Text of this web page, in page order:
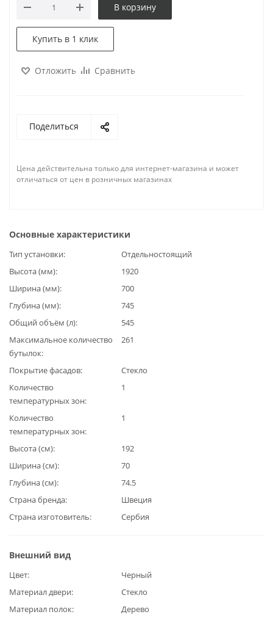
В корзину
Купить в 1 клик
Отложить Сравнить
Поделиться
Цена действительна только для интернет-магазина и может
отличаться от цен в розничных магазинах
Основные характеристики
Тип установки
Отдельностоящий
Высота (мм)
1920
Ширина (мм)
700
Глубина (мм)
745
Общий объём (л)
545
Максимальное количество
бутылок
261
Покрытие фасадов
Стекло
Количество
температурных зон
1
Количество
температурных зон
1
Высота (см)
192
Ширина (см)
70
Глубина (см)
74.5
Страна бренда
Швеция
Страна изготовитель
Cербия
Внешний вид
Цвет
Черный
Материал двери
Стекло
Материал полок
Дерево